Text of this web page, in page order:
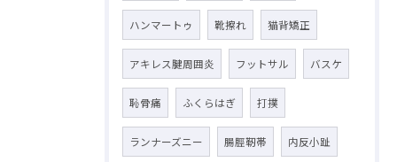
ハンマートゥ 靴擦れ 猫背矯正
アキレス腱周囲炎 フットサル バスケ
恥骨痛 ふくらはぎ 打撲
ランナーズニー 腸脛靭帯 内反小趾